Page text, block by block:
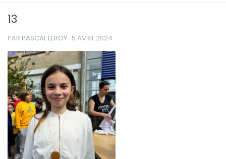
13
PAR PASCAL LEROY · 5 AVRIL 2024